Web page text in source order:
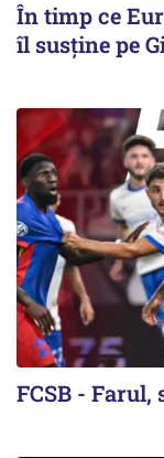
În timp ce
îl susține pe
FCSB -